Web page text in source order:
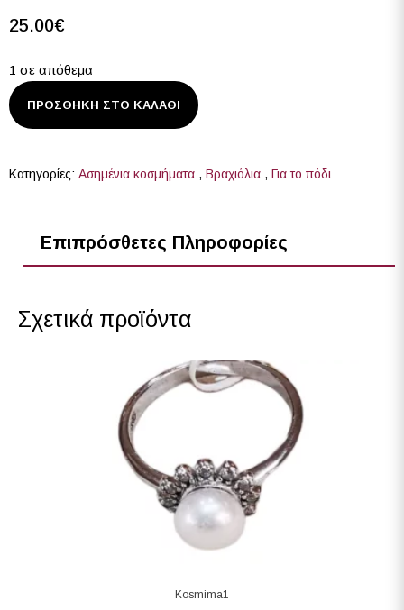
25.00€
1 σε απόθεμα
ΠΡΟΣΘΉΚΗ ΣΤΟ ΚΑΛΆΘΙ
Κατηγορίες: Ασημένια κοσμήματα , Βραχιόλια , Για το πόδι
Επιπρόσθετες Πληροφορίες
Σχετικά προϊόντα
Kosmima1